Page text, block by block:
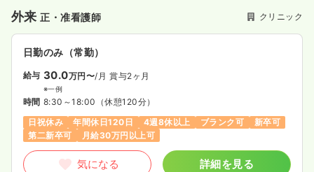
外来正・准看護師 クリニック
日勤のみ（常勤）
給与 30.0万円〜/月 賞与2ヶ月
※一例
時間 8:30～18:00 （休憩120分）
日祝休み
年間休日120日 4週8休以上 ブランク可
新卒可
第二新卒可
月給30万円以上可
気になる 詳細を見る